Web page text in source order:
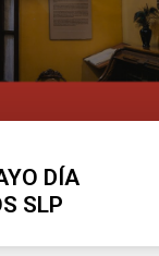
DÍA
SLP